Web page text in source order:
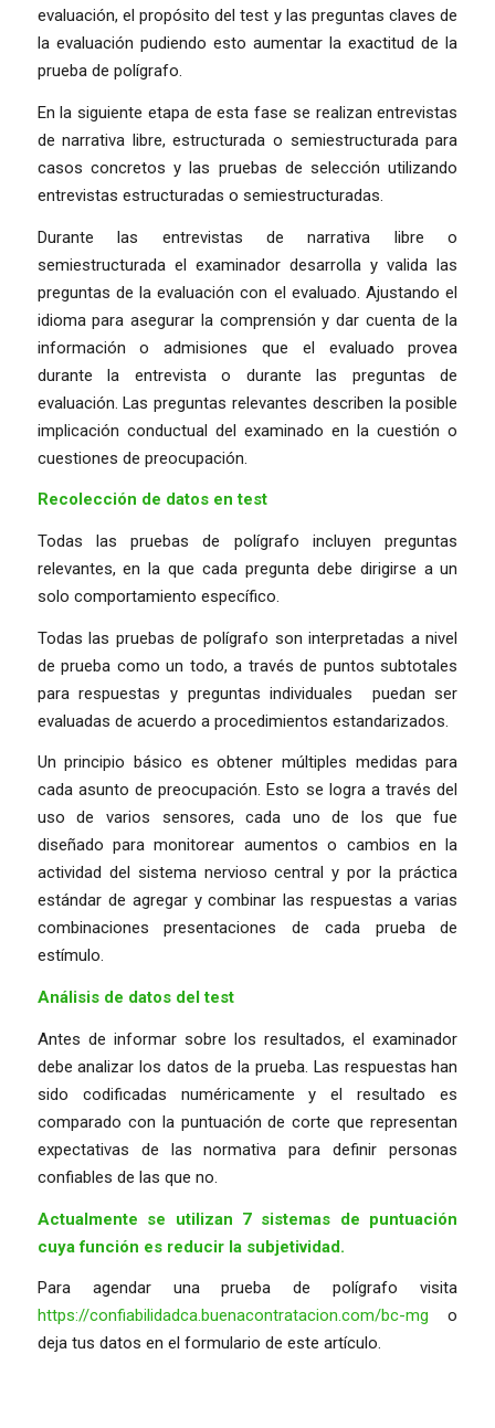
evaluación, el propósito del test y las preguntas claves de
la evaluación pudiendo esto aumentar la exactitud de la
prueba de polígrafo.
En la siguiente etapa de esta fase se realizan entrevistas
de narrativa libre, estructurada o semiestructurada para
casos concretos y las pruebas de selección utilizando
entrevistas estructuradas o semiestructuradas.
Durante las entrevistas de narrativa libre o
semiestructurada el examinador desarrolla y valida las
preguntas de la evaluación con el evaluado. Ajustando el
idioma para asegurar la comprensión y dar cuenta de la
información o admisiones que el evaluado provea
durante la entrevista o durante las preguntas de
evaluación. Las preguntas relevantes describen la posible
implicación conductual del examinado en la cuestión o
cuestiones de preocupación.
Recolección de datos en test
Todas las pruebas de polígrafo incluyen preguntas
relevantes, en la que cada pregunta debe dirigirse a un
solo comportamiento específico.
Todas las pruebas de polígrafo son interpretadas a nivel
de prueba como un todo, a través de puntos subtotales
para respuestas y preguntas individuales puedan ser
evaluadas de acuerdo a procedimientos estandarizados.
Un principio básico es obtener múltiples medidas para
cada asunto de preocupación. Esto se logra a través del
uso de varios sensores, cada uno de los que fue
diseñado para monitorear aumentos o cambios en la
actividad del sistema nervioso central y por la práctica
estándar de agregar y combinar las respuestas a varias
combinaciones presentaciones de cada prueba de
estímulo.
Análisis de datos del test
Antes de informar sobre los resultados, el examinador
debe analizar los datos de la prueba. Las respuestas han
sido codificadas numéricamente y el resultado es
comparado con la puntuación de corte que representan
expectativas de las normativa para definir personas
confiables de las que no.
Actualmente se utilizan 7 sistemas de puntuación
cuya función es reducir la subjetividad.
Para agendar una prueba de polígrafo visita
https://confiabilidadca.buenacontratacion.com/bc-mg o
deja tus datos en el formulario de este artículo.